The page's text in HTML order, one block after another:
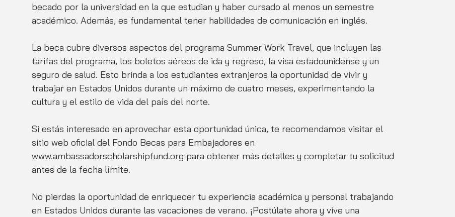
becado por la universidad en la que estudian y haber cursado al menos un semestre
académico. Además, es fundamental tener habilidades de comunicación en inglés.
La beca cubre diversos aspectos del programa Summer Work Travel, que incluyen las
tarifas del programa, los boletos aéreos de ida y regreso, la visa estadounidense y un
seguro de salud. Esto brinda a los estudiantes extranjeros la oportunidad de vivir y
trabajar en Estados Unidos durante un máximo de cuatro meses, experimentando la
cultura y el estilo de vida del país del norte.
Si estás interesado en aprovechar esta oportunidad única, te recomendamos visitar el
sitio web oficial del Fondo Becas para Embajadores en
www.ambassadorscholarshipfund.org para obtener más detalles y completar tu solicitud
antes de la fecha límite.
No pierdas la oportunidad de enriquecer tu experiencia académica y personal trabajando
en Estados Unidos durante las vacaciones de verano. ¡Postúlate ahora y vive una